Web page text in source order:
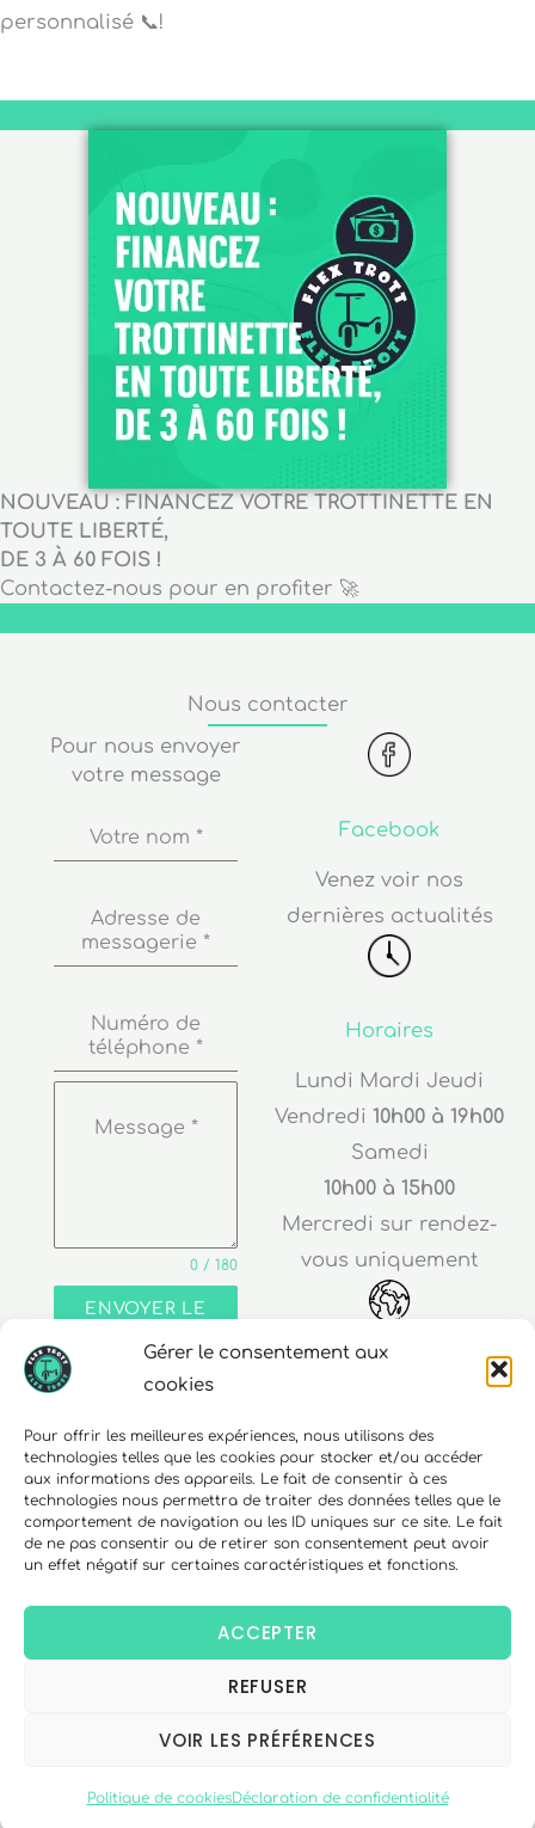
Gérer le consentement aux
cookies
Pour offrir les meilleures expériences, nous utilisons des
technologies telles que les cookies pour stocker et/ou accéder
aux informations des appareils. Le fait de consentir à ces
technologies nous permettra de traiter des données telles que le
comportement de navigation ou les ID uniques sur ce site. Le fait
de ne pas consentir ou de retirer son consentement peut avoir
un effet négatif sur certaines caractéristiques et fonctions.
ACCEPTER
REFUSER
VOIR LES PRÉFÉRENCES
Politique de cookiesDéclaration de confidentialité
personnalisé 📞!
NOUVEAU : FINANCEZ VOTRE TROTTINETTE EN
TOUTE LIBERTÉ,
DE 3 À 60 FOIS !
Contactez-nous pour en profiter 🚀
Nous contacter
Pour nous envoyer
votre message
Votre nom *
Adresse de
messagerie *
Numéro de
téléphone *
Message *
0 / 180
ENVOYER LE
Facebook
Venez voir nos
dernières actualités
Horaires
Lundi Mardi Jeudi
Vendredi 10h00 à 19h00
Samedi
10h00 à 15h00
Mercredi sur rendez-
vous uniquement
30 rue Edouard Richard
68000 Colmar
Téléphone
Copyright © 2026 FlexTrott.
Mentions Légales